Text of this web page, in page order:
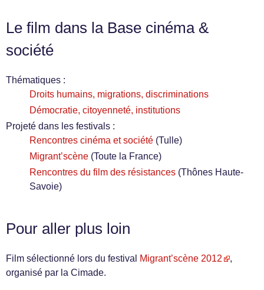
Le film dans la Base cinéma &
société
Thématiques :
Droits humains, migrations, discriminations
Démocratie, citoyenneté, institutions
Projeté dans les festivals :
Rencontres cinéma et société (Tulle)
Migrant’scène (Toute la France)
Rencontres du film des résistances (Thônes Haute-
Savoie)
Pour aller plus loin
Film sélectionné lors du festival Migrant’scène 2012
,
organisé par la Cimade.